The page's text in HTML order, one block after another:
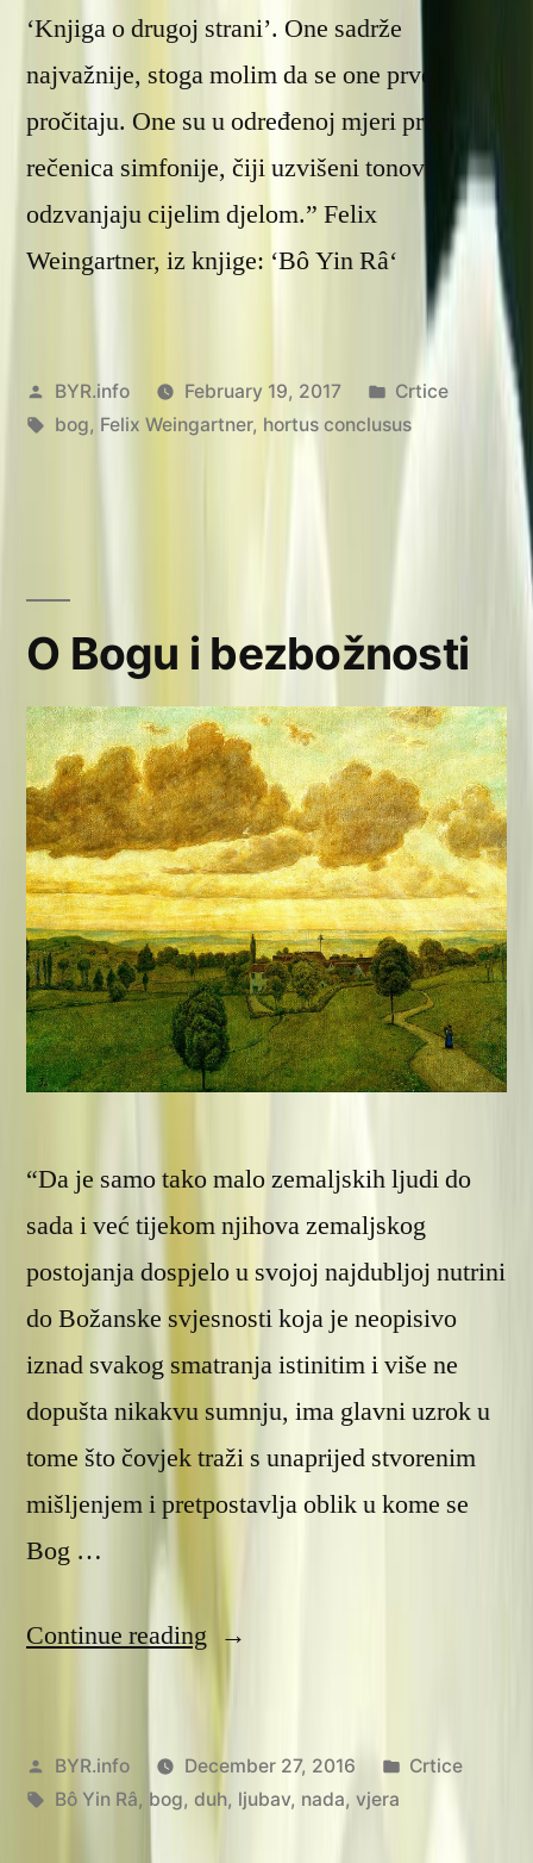
‘Knjiga o drugoj strani’. One sadrže
najvažnije, stoga molim da se one prve
pročitaju. One su u određenoj mjeri prva
rečenica simfonije, čiji uzvišeni tonovi
odzvanjaju cijelim djelom.” Felix
Weingartner, iz knjige: ‘Bô Yin Râ‘
Posted
by
BYR.info February 19, 2017
Posted
in
Crtice
Tags:
bog, Felix Weingartner, hortus conclusus
O Bogu i bezbožnosti
“Da je samo tako malo zemaljskih ljudi do
sada i već tijekom njihova zemaljskog
postojanja dospjelo u svojoj najdubljoj nutrini
do Božanske svjesnosti koja je neopisivo
iznad svakog smatranja istinitim i više ne
dopušta nikakvu sumnju, ima glavni uzrok u
tome što čovjek traži s unaprijed stvorenim
mišljenjem i pretpostavlja oblik u kome se
Bog …
Continue reading “O
Bogu
bezbožnosti”
Posted
by
BYR.info December 27, 2016
Posted
Crtice
Tags:
Bô Yin Râ, bog, duh, ljubav, nada, vjera